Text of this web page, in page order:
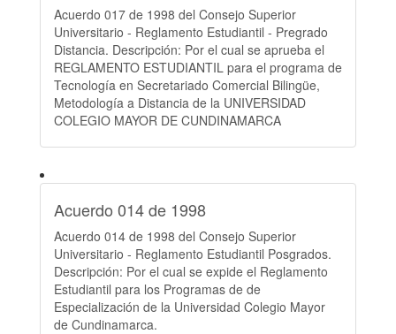
Acuerdo 017 de 1998 del Consejo Superior
Universitario - Reglamento Estudiantil - Pregrado
Distancia. Descripción: Por el cual se aprueba el
REGLAMENTO ESTUDIANTIL para el programa de
Tecnología en Secretariado Comercial Bilingüe,
Metodología a Distancia de la UNIVERSIDAD
COLEGIO MAYOR DE CUNDINAMARCA
Acuerdo 014 de 1998
Acuerdo 014 de 1998 del Consejo Superior
Universitario - Reglamento Estudiantil Posgrados.
Descripción: Por el cual se expide el Reglamento
Estudiantil para los Programas de de
Especialización de la Universidad Colegio Mayor
de Cundinamarca.